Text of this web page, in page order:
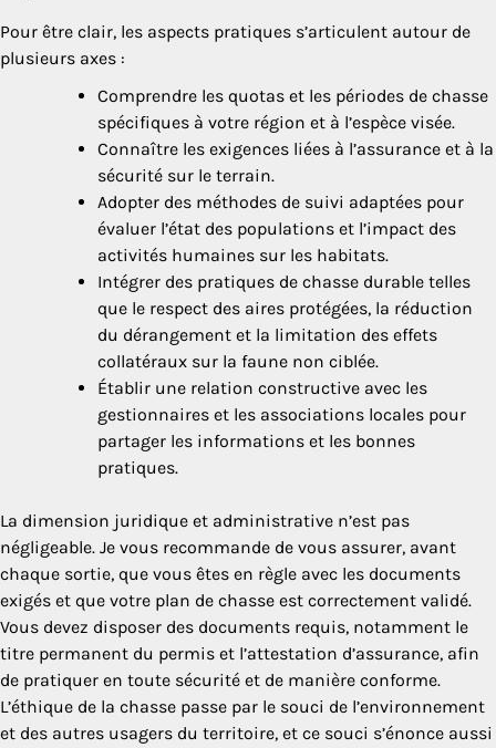
Pour être clair, les aspects pratiques s’articulent autour de
plusieurs axes :
Comprendre les quotas et les périodes de chasse
spécifiques à votre région et à l’espèce visée.
Connaître les exigences liées à l’assurance et à la
sécurité sur le terrain.
Adopter des méthodes de suivi adaptées pour
évaluer l’état des populations et l’impact des
activités humaines sur les habitats.
Intégrer des pratiques de chasse durable telles
que le respect des aires protégées, la réduction
du dérangement et la limitation des effets
collatéraux sur la faune non ciblée.
Établir une relation constructive avec les
gestionnaires et les associations locales pour
partager les informations et les bonnes
pratiques.
La dimension juridique et administrative n’est pas
négligeable. Je vous recommande de vous assurer, avant
chaque sortie, que vous êtes en règle avec les documents
exigés et que votre plan de chasse est correctement validé.
Vous devez disposer des documents requis, notamment le
titre permanent du permis et l’attestation d’assurance, afin
de pratiquer en toute sécurité et de manière conforme.
L’éthique de la chasse passe par le souci de l’environnement
et des autres usagers du territoire, et ce souci s’énonce aussi